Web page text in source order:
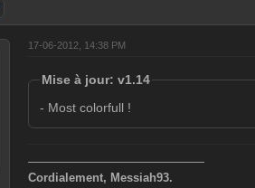
17-06-2012, 14:38 PM
Mise à jour: v1.14
- Most colorfull !
———————————————
Cordialement, Messiah93.